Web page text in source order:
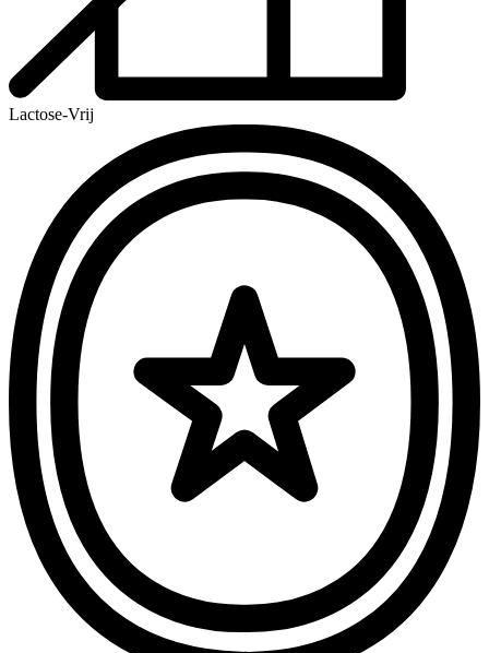
Lactose-Vrij